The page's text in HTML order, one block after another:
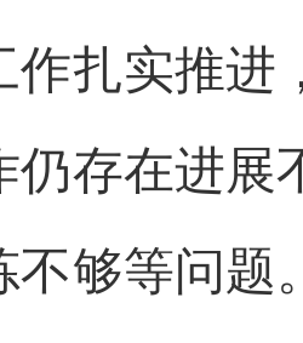
作扎实推进
仍存在进展
不够等问题